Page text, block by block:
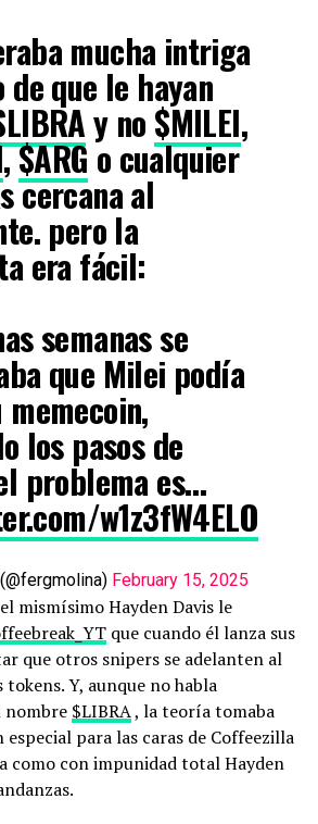
mucha intriga
de que le hayan
y no $MILEI,
,$ARGo cualquier
cercana al
pero la
era fácil:
semanas se
que Milei podía
los pasos de
problema es…
w1z3fW4ELO
February 15, 2025
mismísimo Hayden Davis le
que cuando él lanza sus
que otros snipers se adelanten al
Y, aunque no habla
$LIBRA, la teoría tomaba
especial para las caras de Coffeezilla
como con impunidad total Hayden